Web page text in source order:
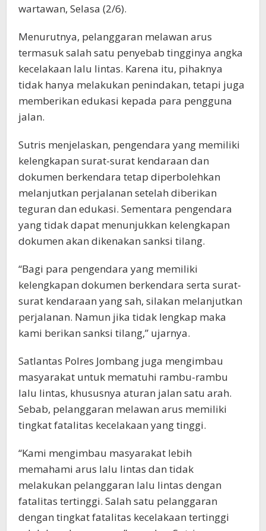
wartawan, Selasa (2/6).
Menurutnya, pelanggaran melawan arus
termasuk salah satu penyebab tingginya angka
kecelakaan lalu lintas. Karena itu, pihaknya
tidak hanya melakukan penindakan, tetapi juga
memberikan edukasi kepada para pengguna
jalan.
Sutris menjelaskan, pengendara yang memiliki
kelengkapan surat-surat kendaraan dan
dokumen berkendara tetap diperbolehkan
melanjutkan perjalanan setelah diberikan
teguran dan edukasi. Sementara pengendara
yang tidak dapat menunjukkan kelengkapan
dokumen akan dikenakan sanksi tilang.
“Bagi para pengendara yang memiliki
kelengkapan dokumen berkendara serta surat-
surat kendaraan yang sah, silakan melanjutkan
perjalanan. Namun jika tidak lengkap maka
kami berikan sanksi tilang,” ujarnya.
Satlantas Polres Jombang juga mengimbau
masyarakat untuk mematuhi rambu-rambu
lalu lintas, khususnya aturan jalan satu arah.
Sebab, pelanggaran melawan arus memiliki
tingkat fatalitas kecelakaan yang tinggi.
“Kami mengimbau masyarakat lebih
memahami arus lalu lintas dan tidak
melakukan pelanggaran lalu lintas dengan
fatalitas tertinggi. Salah satu pelanggaran
dengan tingkat fatalitas kecelakaan tertinggi